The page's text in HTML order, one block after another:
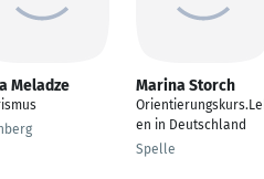
Meladze Marina Storch
en in Deutschland
Spelle